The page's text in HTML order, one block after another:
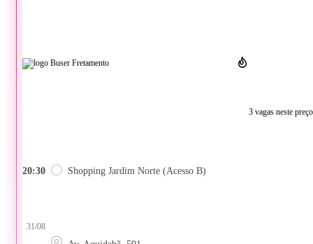
3 vagas neste preço
20:30 Shopping Jardim Norte (Acesso B)
31/08